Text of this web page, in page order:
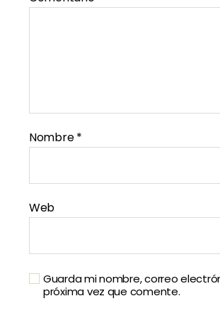
Nombre*
Web
Guarda mi nombre, correo
próxima vez que comente.